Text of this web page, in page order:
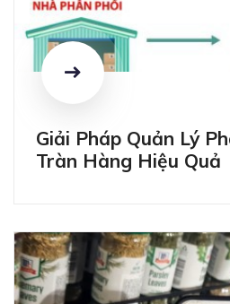
Giải Pháp Quản Lý
Tràn Hàng Hiệu Quả